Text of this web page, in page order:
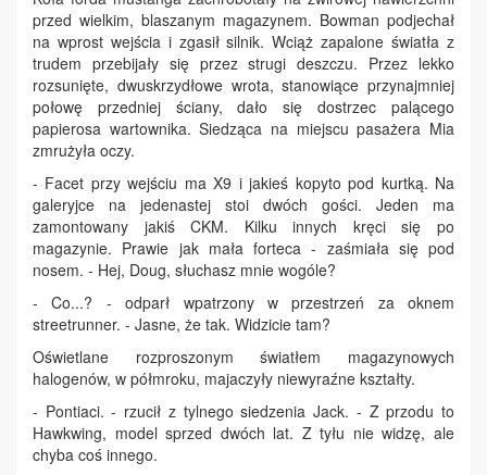
przed wielkim, blaszanym magazynem. Bowman podjechał
na wprost wejścia i zgasił silnik. Wciąż zapalone światła z
trudem przebijały się przez strugi deszczu. Przez lekko
rozsunięte, dwuskrzydłowe wrota, stanowiące przynajmniej
połowę przedniej ściany, dało się dostrzec palącego
papierosa wartownika. Siedząca na miejscu pasażera Mia
zmrużyła oczy.
- Facet przy wejściu ma X9 i jakieś kopyto pod kurtką. Na
galeryjce na jedenastej stoi dwóch gości. Jeden ma
zamontowany jakiś CKM. Kilku innych kręci się po
magazynie. Prawie jak mała forteca - zaśmiała się pod
nosem. - Hej, Doug, słuchasz mnie wogóle?
- Co...? - odparł wpatrzony w przestrzeń za oknem
streetrunner. - Jasne, że tak. Widzicie tam?
Oświetlane rozproszonym światłem magazynowych
halogenów, w półmroku, majaczyły niewyraźne kształty.
- Pontiaci. - rzucił z tylnego siedzenia Jack. - Z przodu to
Hawkwing, model sprzed dwóch lat. Z tyłu nie widzę, ale
chyba coś innego.